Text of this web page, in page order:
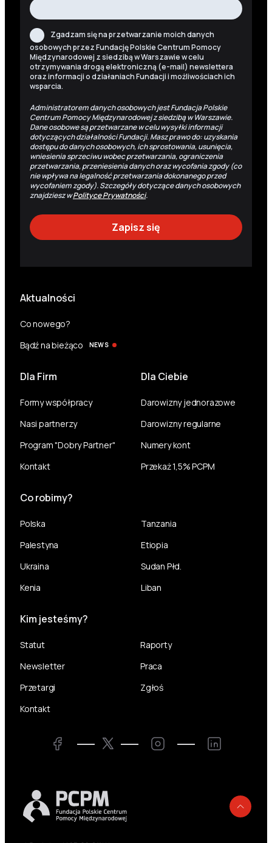
Zgadzam się na przetwarzanie moich danych
osobowych przez Fundację Polskie Centrum Pomocy
Międzynarodowej z siedzibą w Warszawie w celu
otrzymywania drogą elektroniczną (e-mail) newslettera
oraz informacji o działaniach Fundacji i możliwościach ich
wsparcia.
Administratorem danych osobowych jest Fundacja Polskie
Centrum Pomocy Międzynarodowej z siedzibą w Warszawie.
Dane osobowe są przetwarzane w celu wysyłki informacji
dotyczących działalności Fundacji. Masz prawo do: uzyskania
dostępu do danych osobowych, ich sprostowania, usunięcia,
wniesienia sprzeciwu wobec przetwarzania, ograniczenia
przetwarzania, przeniesienia danych oraz wycofania zgody (co
nie wpływa na legalność przetwarzania dokonanego przed
wycofaniem zgody). Szczegóły dotyczące danych osobowych
znajdziesz wPolityce Prywatności.
Aktualności
Co nowego?
Bądź na bieżąco
NEWS
Dla Firm
Formy współpracy
Nasi partnerzy
Program "Dobry Partner"
Kontakt
Dla Ciebie
Darowizny jednorazowe
Darowizny regularne
Numery kont
Przekaż 1,5% PCPM
Co robimy?
Polska
Palestyna
Ukraina
Kenia
Tanzania
Etiopia
Sudan Płd.
Liban
Kim jesteśmy?
Statut
Raporty
Newsletter
Praca
Przetargi
Zgłoś
Kontakt
Facebook Twitter Instagram LinkedIn